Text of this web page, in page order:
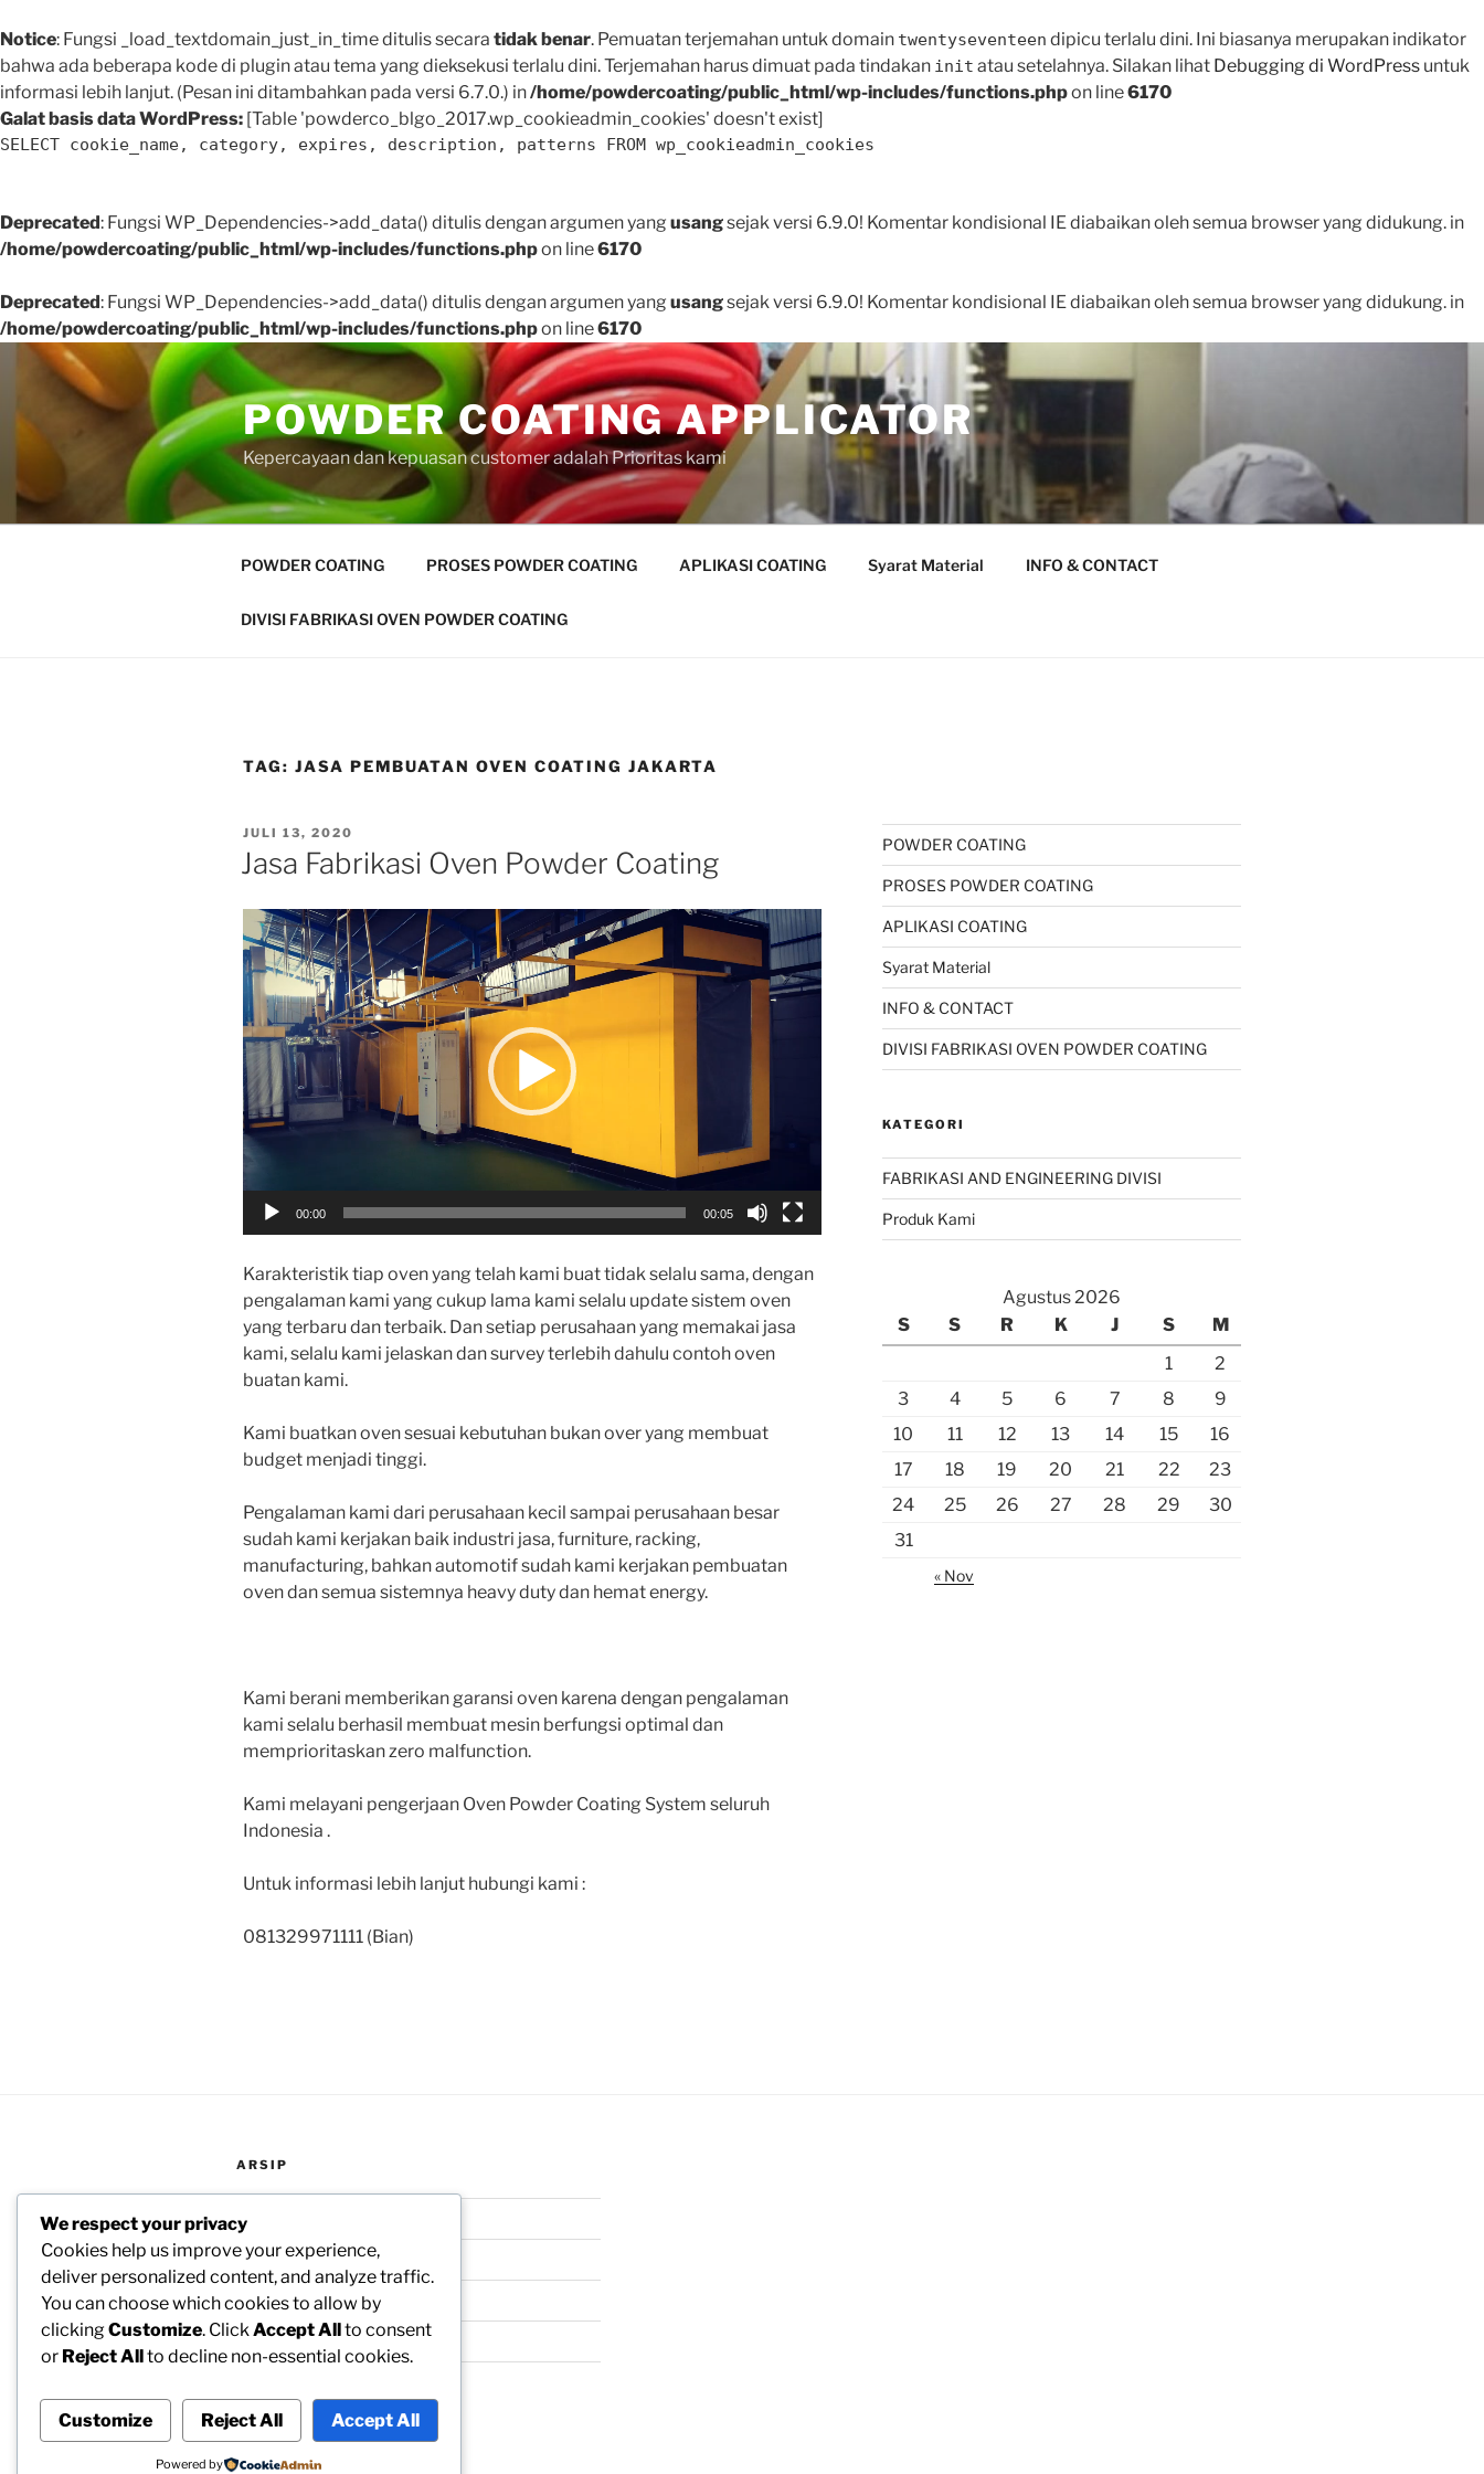
Notice: Fungsi _load_textdomain_just_in_time ditulis secara tidak benar. Pemuatan terjemahan untuk domain twentyseventeen dipicu terlalu dini. Ini biasanya merupakan indikator
bahwa ada beberapa kode di plugin atau tema yang dieksekusi terlalu dini. Terjemahan harus dimuat pada tindakan init atau setelahnya. Silakan lihat Debugging di WordPress untuk
informasi lebih lanjut. (Pesan ini ditambahkan pada versi 6.7.0.) in/home/powdercoating/public_html/wp-includes/functions.phpon line6170
Galat basis data WordPress: [Table 'powderco_blgo_2017.wp_cookieadmin_cookies' doesn't exist]
SELECT cookie_name, category, expires, description, patterns FROM wp_cookieadmin_cookies
Deprecated: Fungsi WP_Dependencies->add_data() ditulis dengan argumen yang usangsejak versi 6.9.0! Komentar kondisional IE diabaikan oleh semua browser yang didukung. in
/home/powdercoating/public_html/wp-includes/functions.phpon line6170
Deprecated: Fungsi WP_Dependencies->add_data() ditulis dengan argumen yang usangsejak versi 6.9.0! Komentar kondisional IE diabaikan oleh semua browser yang didukung. in
/home/powdercoating/public_html/wp-includes/functions.phpon line6170
Skip
POWDER COATING APPLICATOR
Kepercayaan dan kepuasan customer adalah Prioritas kami
POWDER COATING PROSES POWDER COATING APLIKASI COATING Syarat Material INFO & CONTACT
DIVISI FABRIKASI OVEN POWDER COATING
TAG: JASA PEMBUATAN OVEN COATING JAKARTA
POSTED
ON
JULI 13, 2020
Jasa Fabrikasi Oven Powder Coating
Pemutar
Video
00:00 00:05
Karakteristik tiap oven yang telah kami buat tidak selalu sama, dengan
pengalaman kami yang cukup lama kami selalu update sistem oven
yang terbaru dan terbaik. Dan setiap perusahaan yang memakai jasa
kami, selalu kami jelaskan dan survey terlebih dahulu contoh oven
buatan kami.
Kami buatkan oven sesuai kebutuhan bukan over yang membuat
budget menjadi tinggi.
Pengalaman kami dari perusahaan kecil sampai perusahaan besar
sudah kami kerjakan baik industri jasa, furniture, racking,
manufacturing, bahkan automotif sudah kami kerjakan pembuatan
oven dan semua sistemnya heavy duty dan hemat energy.
Kami berani memberikan garansi oven karena dengan pengalaman
kami selalu berhasil membuat mesin berfungsi optimal dan
memprioritaskan zero malfunction.
Kami melayani pengerjaan Oven Powder Coating System seluruh
Indonesia .
Untuk informasi lebih lanjut hubungi kami :
081329971111 (Bian)
POWDER COATING
PROSES POWDER COATING
APLIKASI COATING
Syarat Material
INFO & CONTACT
DIVISI FABRIKASI OVEN POWDER COATING
KATEGORI
FABRIKASI AND ENGINEERING DIVISI
Produk Kami
Agustus 2026
S
S R K J S
M
1
2
3
4 5 6 7 8
9
10
11 12 13 14 15
16
17
18 19 20 21 22
23
24
25 26 27 28 29
30
31
« Nov
ARSIP
November 2020
Juli 2020
Mei 2015
Februari 2015
Proudly powered by WordPress
We respect your privacy
Cookies help us improve your experience,
deliver personalized content, and analyze traffic.
You can choose which cookies to allow by
clickingCustomize. ClickAccept Allto consent
or Reject Allto decline non-essential cookies.
Customize Reject All Accept All
Powered by